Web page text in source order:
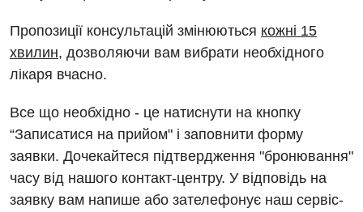
Пропозиції консультацій змінюються кожні 15
хвилин, дозволяючи вам вибрати необхідного
лікаря вчасно.
Все що необхідно - це натиснути на кнопку
“Записатися на прийом" і заповнити форму
заявки. Дочекайтеся підтвердження "бронювання"
часу від нашого контакт-центру. У відповідь на
заявку вам напише або зателефонує наш сервіс-